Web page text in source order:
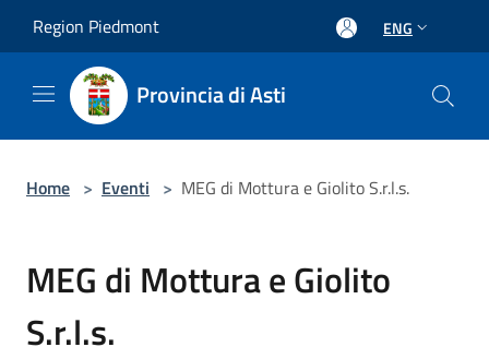
Region Piedmont ENG
Provincia di Asti
Home > Eventi > MEG di Mottura e Giolito S.r.l.s.
MEG di Mottura e Giolito
S.r.l.s.